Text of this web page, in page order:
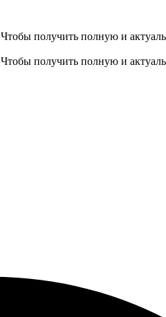
Чтобы получить полную и
Чтобы получить полную и